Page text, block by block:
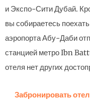
и Экспо-Сити Дубай.
вы собираетесь
аэропорта Абу-Даби
станцией метро Ibn
отеля нет других
Забронировать